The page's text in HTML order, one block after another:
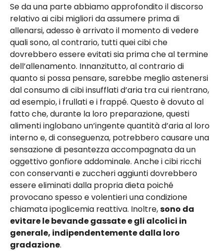
Se da una parte abbiamo approfondito il discorso
relativo ai cibi migliori da assumere prima di
allenarsi, adesso è arrivato il momento di vedere
quali sono, al contrario, tutti quei cibi che
dovrebbero essere evitati sia prima che al termine
dell’allenamento. Innanzitutto, al contrario di
quanto si possa pensare, sarebbe meglio astenersi
dal consumo di cibi insufflati d’aria tra cui rientrano,
ad esempio, i frullati e i frappé. Questo è dovuto al
fatto che, durante la loro preparazione, questi
alimenti inglobano un’ingente quantità d’aria al loro
interno e, di conseguenza, potrebbero causare una
sensazione di pesantezza accompagnata da un
oggettivo gonfiore addominale. Anche i cibi ricchi
con conservanti e zuccheri aggiunti dovrebbero
essere eliminati dalla propria dieta poiché
provocano spesso e volentieri una condizione
chiamata ipoglicemia reattiva. Inoltre,sono da
evitare le bevande gassate e gli alcolici in
generale, indipendentemente dalla loro
gradazione.